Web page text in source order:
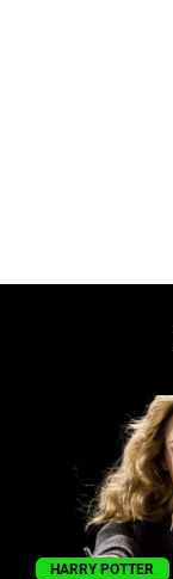
HARRY POTTER